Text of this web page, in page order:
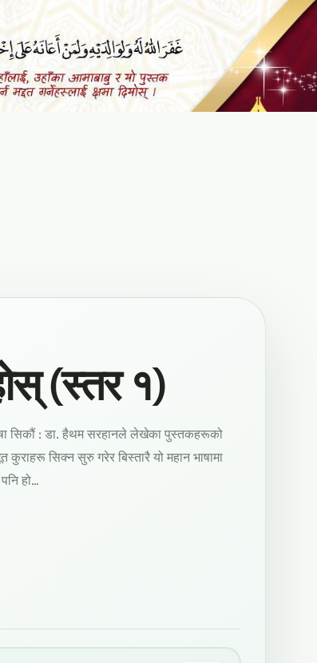
(स्तर १)
सिकौं : डा. हैथम सरहानले लेखेका पुस्तकहरूको
सिक्न सुरु गरेर बिस्तारै यो महान भाषामा
हो…